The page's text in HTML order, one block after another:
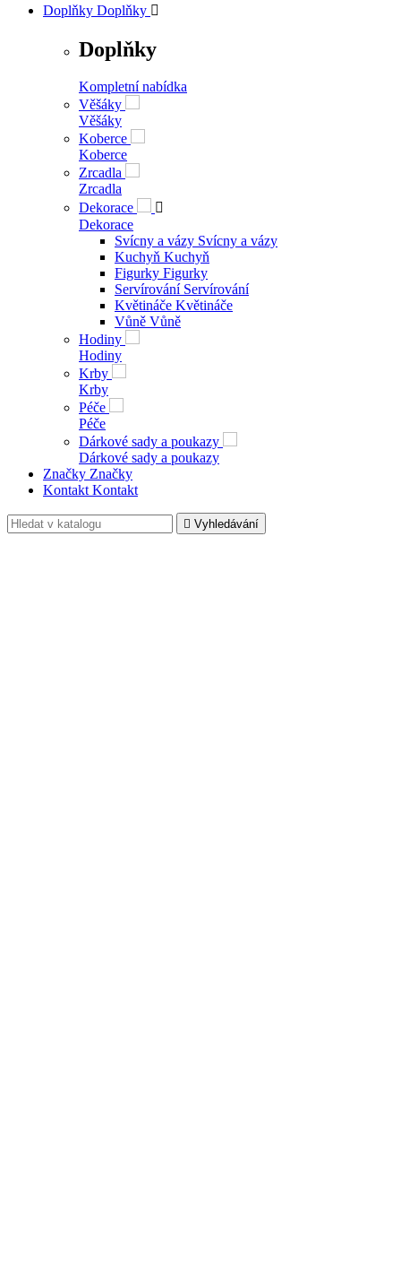
Doplňky Doplňky 
Doplňky
Kompletní nabídka
Věšáky
Věšáky
Koberce
Koberce
Zrcadla
Zrcadla
Dekorace

Dekorace
Svícny a vázy Svícny a vázy
Kuchyň Kuchyň
Figurky Figurky
Servírování Servírování
Květináče Květináče
Vůně Vůně
Hodiny
Hodiny
Krby
Krby
Péče
Péče
Dárkové sady a poukazy
Dárkové sady a poukazy
Značky Značky
Kontakt Kontakt
 Vyhledávání